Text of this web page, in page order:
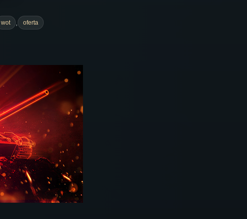
wot , oferta